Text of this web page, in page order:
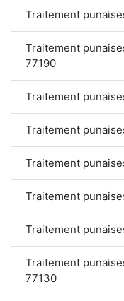
Traitement
Traitement
77190
Traitement
Traitement
Traitement
Traitement
Traitement
Traitement
77130